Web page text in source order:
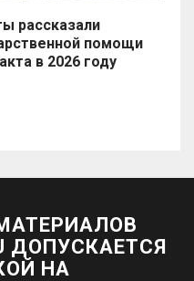
рассказали
помощи
в 2026 году
ДОПУСКАЕТСЯ
НА